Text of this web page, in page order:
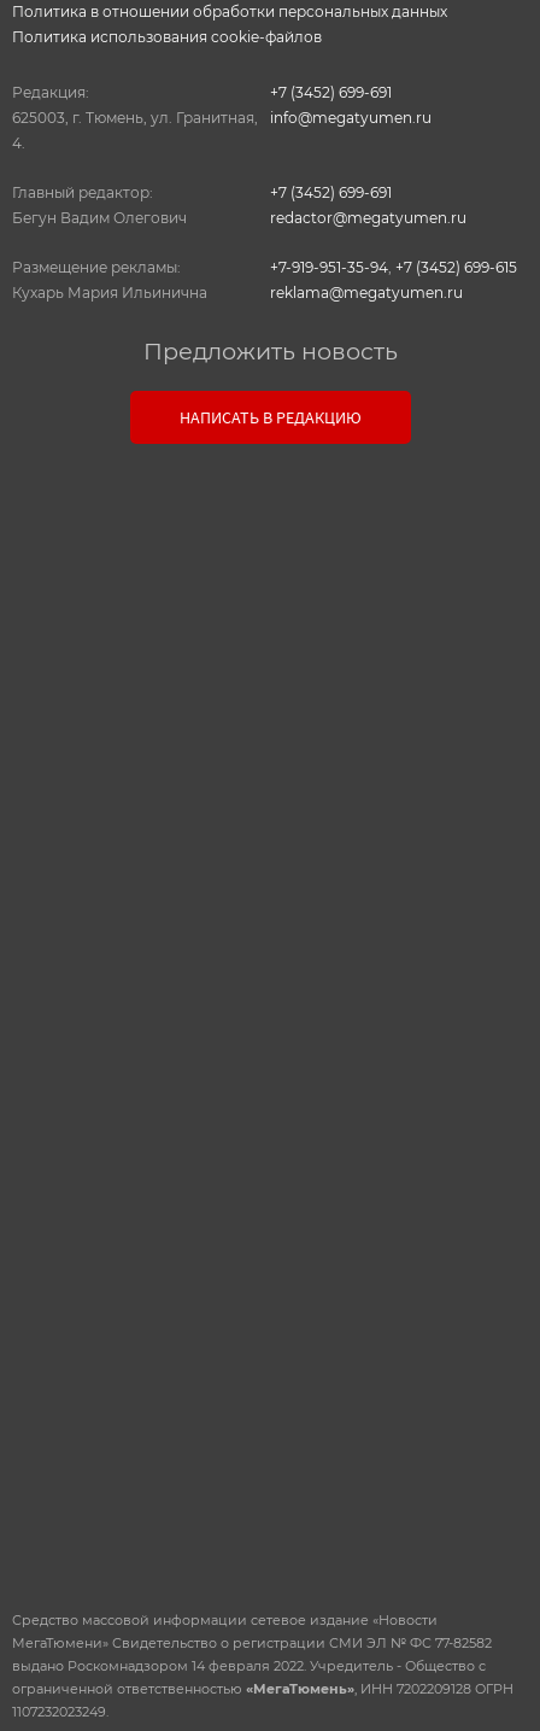
Политика в отношении обработки персональных данных
Политика использования cookie-файлов
Редакция:
625003, г. Тюмень, ул. Гранитная,
4.
+7 (3452) 699-691
info@megatyumen.ru
Главный редактор:
Бегун Вадим Олегович
+7 (3452) 699-691
redactor@megatyumen.ru
Размещение рекламы:
Кухарь Мария Ильинична
+7-919-951-35-94 +7 (3452) 699-615
reklama@megatyumen.ru
Предложить новость
НАПИСАТЬ В РЕДАКЦИЮ
Связь с редакцией
Оставьте свои настоящие контактные данные,
Средство массовой информации сетевое издание «Новости
МегаТюмени» Свидетельство о регистрации СМИ ЭЛ № ФС 77-82582
выдано Роскомнадзором 14 февраля 2022. Учредитель - Общество с
ограниченной ответственностью «МегаТюмень» , ИНН 7202209128 ОГРН
1107232023249.